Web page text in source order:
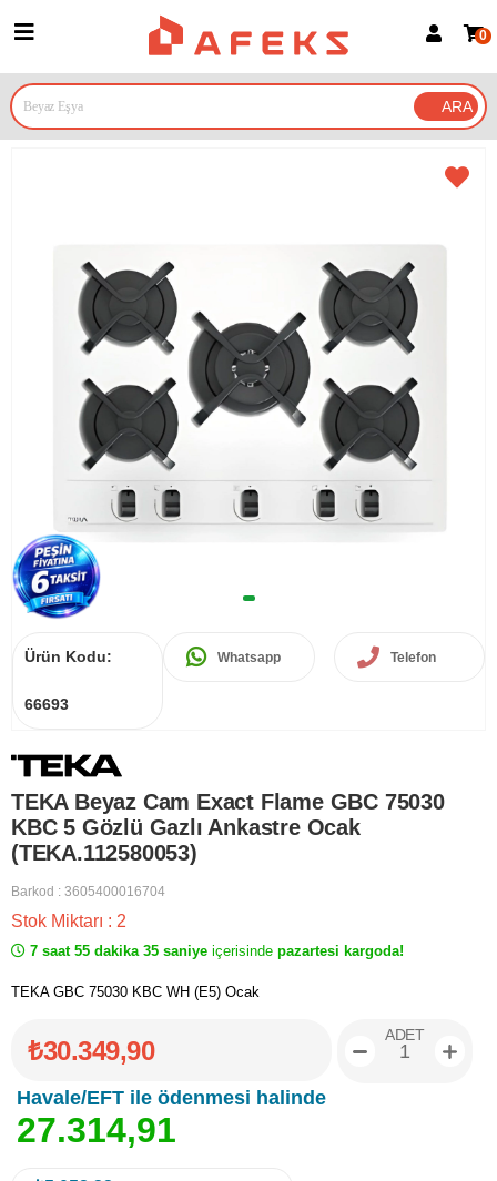
Google İle Bağlan
0
Ürün Kodu:
66693
Whatsapp Telefon
TEKA Beyaz Cam Exact Flame GBC 75030
KBC 5 Gözlü Gazlı Ankastre Ocak
(TEKA.112580053)
Barkod : 3605400016704
Stok Miktarı : 2
7 saat 55 dakika 35 saniye içerisinde pazartesi kargoda!
TEKA GBC 75030 KBC WH (E5) Ocak
₺30.349,90
Havale/EFT ile ödenmesi halinde
27.314,91
ADET